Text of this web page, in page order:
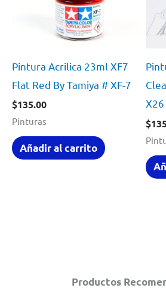
Productos
Pintura Acrilica 23ml XF7
Flat Red By Tamiya # XF-7
$135.00
Pinturas
Añadir al carrito
X26
$